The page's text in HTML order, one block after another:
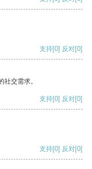
支持[0] 反对[0]
交需求。
支持[0] 反对[0]
支持[0] 反对[0]